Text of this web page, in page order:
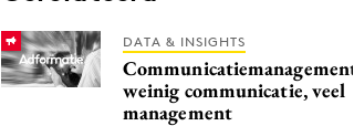
DATA & INSIGHTS
Communicatiemanagement:
weinig communicatie, veel
management